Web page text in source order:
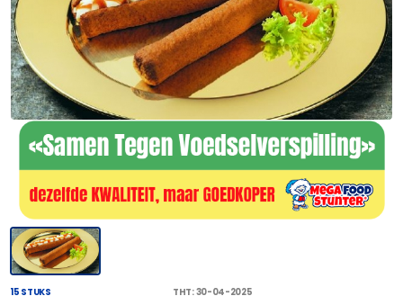
15 STUKS THT: 30-04-2025